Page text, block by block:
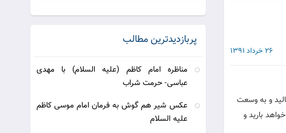
26 خرداد 1391
و به وسعت
باريد و
پربازدیدترین مطالب
مناظره امام کاظم (علیه السلام) با مهدی
عباسی- حرمت شراب
عكس شیر هم گوش به فرمان امام موسى كاظم
علیه السلام